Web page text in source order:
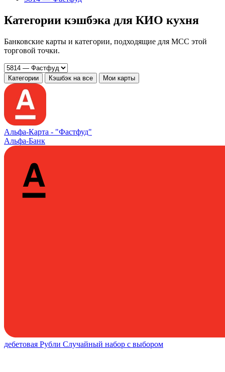
Категории кэшбэка для КИО кухня
Банковские карты и категории, подходящие для MCC этой
торговой точки.
Категории Кэшбэк на все Мои карты
Альфа‑Карта - "Фастфуд"
Альфа-Банк
дебетовая Рубли Случайный набор с выбором